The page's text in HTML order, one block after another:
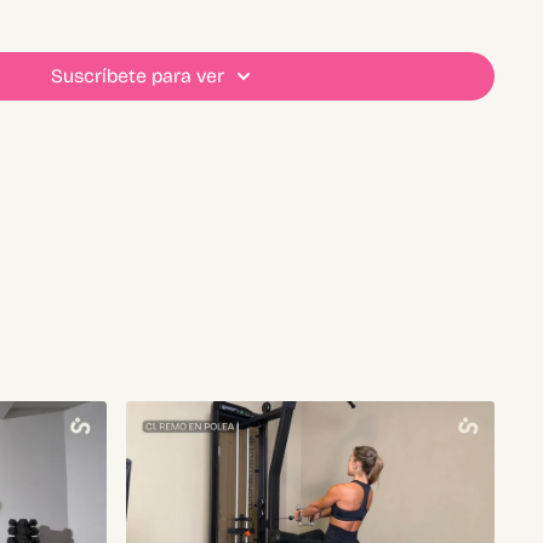
que uses en“Notas”para seguir tu progreso
Suscríbete para ver